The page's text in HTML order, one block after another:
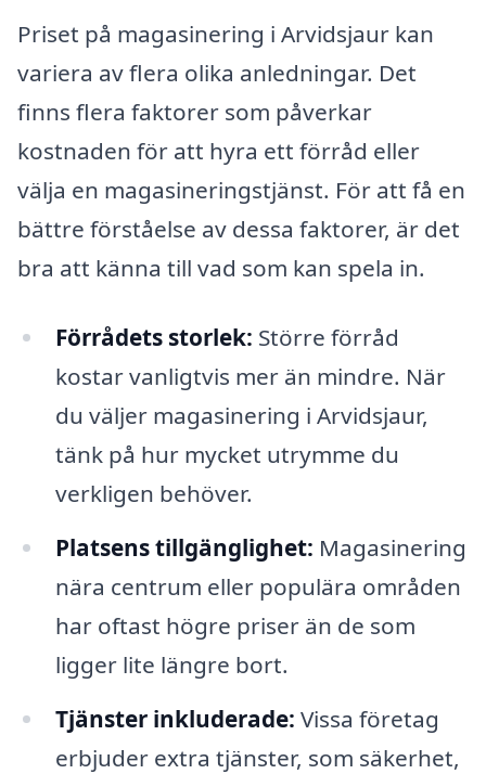
Priset på magasinering i Arvidsjaur kan
variera av flera olika anledningar. Det
finns flera faktorer som påverkar
kostnaden för att hyra ett förråd eller
välja en magasineringstjänst. För att få en
bättre förståelse av dessa faktorer, är det
bra att känna till vad som kan spela in.
Förrådets storlek: Större förråd
kostar vanligtvis mer än mindre. När
du väljer magasinering i Arvidsjaur,
tänk på hur mycket utrymme du
verkligen behöver.
Platsens tillgänglighet: Magasinering
nära centrum eller populära områden
har oftast högre priser än de som
ligger lite längre bort.
Tjänster inkluderade: Vissa företag
erbjuder extra tjänster, som säkerhet,